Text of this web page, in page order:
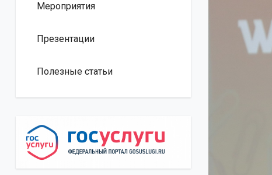
Мероприятия
Презентации
Полезные статьи